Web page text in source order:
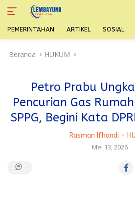
PEMERINTAHAN ARTIKEL SOSIAL
Beranda HUKUM
Petro Prabu
Pencurian Gas
SPPG, Begini Kata
Rasman Ifhandi -
Mei 13, 2026